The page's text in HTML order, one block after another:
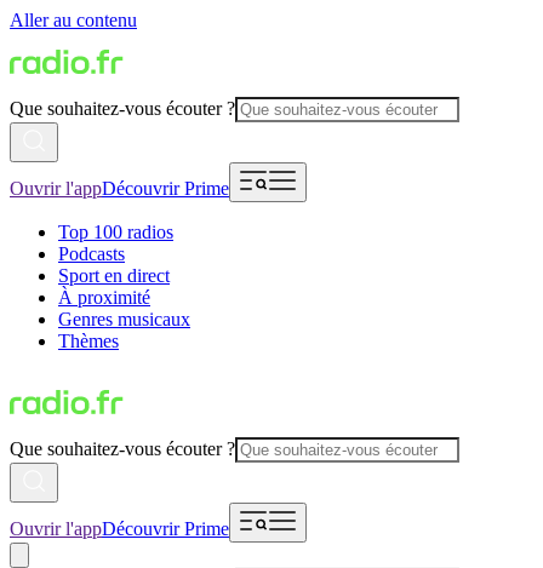
Aller au contenu
Que souhaitez-vous écouter ?
Ouvrir l'appDécouvrir Prime
Top 100 radios
Podcasts
Sport en direct
À proximité
Genres musicaux
Thèmes
Que souhaitez-vous écouter ?
Ouvrir l'appDécouvrir Prime